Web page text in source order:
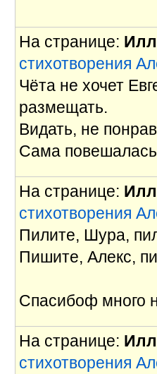
На странице:
стихотворения
Чёта не хочет
размещать.
Видать, не
Сама повешалась
На странице:
стихотворения
Пилите, Шура,
Пишите, Алекс,
Спасибоф много
На странице:
стихотворения